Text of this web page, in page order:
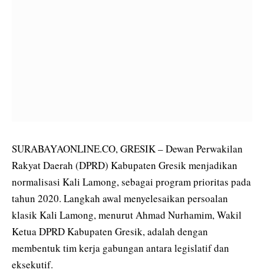
SURABAYAONLINE.CO, GRESIK – Dewan Perwakilan
Rakyat Daerah (DPRD) Kabupaten Gresik menjadikan
normalisasi Kali Lamong, sebagai program prioritas pada
tahun 2020. Langkah awal menyelesaikan persoalan
klasik Kali Lamong, menurut Ahmad Nurhamim, Wakil
Ketua DPRD Kabupaten Gresik, adalah dengan
membentuk tim kerja gabungan antara legislatif dan
eksekutif.